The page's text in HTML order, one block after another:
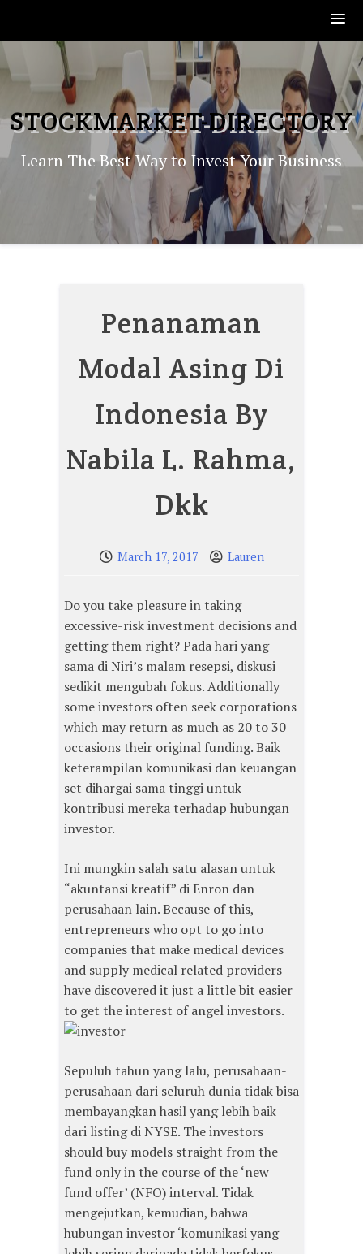
to
content
STOCKMARKET-DIRECTORY
Learn The Best Way to Invest Your Business
Penanaman
Modal Asing Di
Indonesia By
Nabila L. Rahma,
Dkk
March 17, 2017 Lauren
Do you take pleasure in taking
excessive-risk investment decisions and
getting them right? Pada hari yang
sama di Niri’s malam resepsi, diskusi
sedikit mengubah fokus. Additionally
some investors often seek corporations
which may return as much as 20 to 30
occasions their original funding. Baik
keterampilan komunikasi dan keuangan
set dihargai sama tinggi untuk
kontribusi mereka terhadap hubungan
investor.
Ini mungkin salah satu alasan untuk
“akuntansi kreatif” di Enron dan
perusahaan lain. Because of this,
entrepreneurs who opt to go into
companies that make medical devices
and supply medical related providers
have discovered it just a little bit easier
to get the interest of angel investors.
Sepuluh tahun yang lalu, perusahaan-
perusahaan dari seluruh dunia tidak bisa
membayangkan hasil yang lebih baik
dari listing di NYSE. The investors
should buy models straight from the
fund only in the course of the ‘new
fund offer’ (NFO) interval. Tidak
mengejutkan, kemudian, bahwa
hubungan investor ‘komunikasi yang